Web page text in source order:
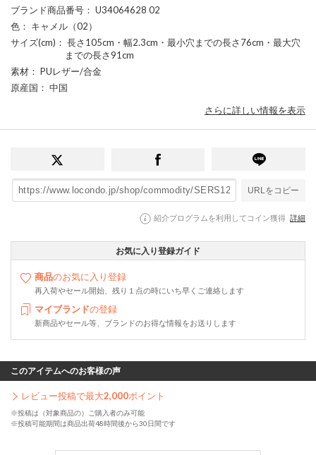
ブランド商品番号 ： U34064628 02
色 ： キャメル（02）
サイズ(cm) ： 長さ105cm・幅2.3cm・最小穴までの長さ76cm・最大穴
までの長さ91cm
素材 ： PUレザー/合金
原産国 ： 中国
さらに詳しい情報を表示
URLをコピー
紹介プログラムを利用してコイン獲得 詳細
お気に入り登録ガイド
商品のお気に入り登録
再入荷やセール開始、残り１点の時にいち早くご連絡します
マイブランドの登録
新商品やセール等、ブランドのお得な情報をお送りします
このアイテムへのお客様の声
レビュー投稿で最大2,000ポイント
※投稿は（対象商品の）ご購入者のみ可能
※投稿可能期間は商品出荷48時間後から30日間です